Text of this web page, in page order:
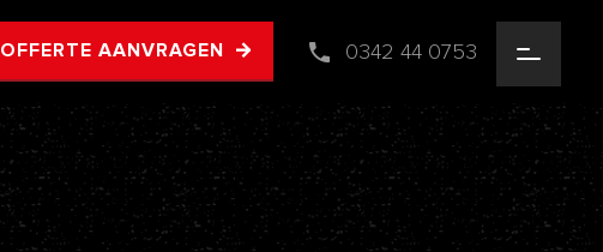
OFFERTE AANVRAGEN 0342 44 0753